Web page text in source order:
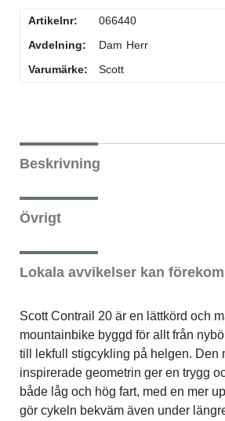
Artikelnr:
066440
Avdelning:
Dam Herr
Varumärke:
Scott
Beskrivning
Övrigt
Lokala avvikelser kan
Scott Contrail 20 är en lättkörd och
mountainbike byggd för allt från
till lekfull stigcykling på helgen. Den
inspirerade geometrin ger en trygg
både låg och hög fart, med en mer
gör cykeln bekväm även under